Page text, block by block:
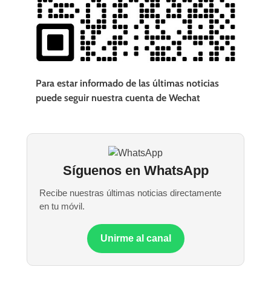
Para estar informado de las últimas noticias
puede seguir nuestra cuenta de Wechat
Síguenos en WhatsApp
Recibe nuestras últimas noticias directamente
en tu móvil.
Unirme al canal